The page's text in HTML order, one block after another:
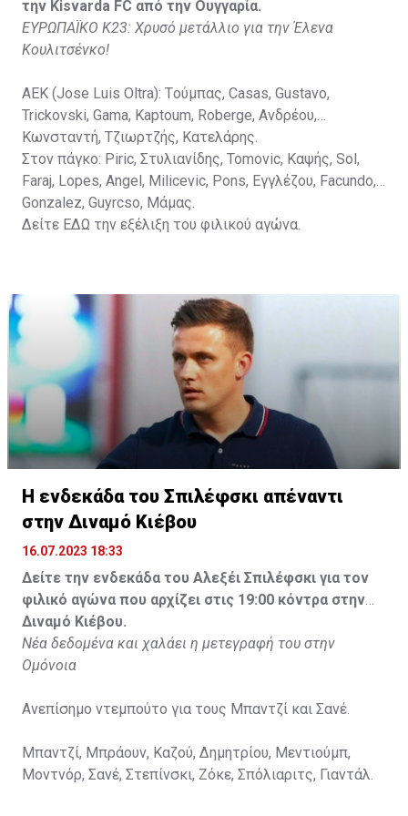
την Kisvarda FC από την Ουγγαρία.
ΕΥΡΩΠΑΪΚΟ Κ23: Χρυσό μετάλλιο για την Έλενα
Κουλιτσένκο!
ΑΕΚ (Jose Luis Oltra): Tούμπας, Casas, Gustavo,
Trickovski, Gama, Κaptoum, Roberge, Aνδρέου,
Κωνσταντή, Τζιωρτζής, Κατελάρης.
Στον πάγκο: Piric, Στυλιανίδης, Tomovic, Καψής, Sol,
Faraj, Lopes, Angel, Milicevic, Pons, Εγγλέζου, Facundo,
Gonzalez, Guyrcso, Μάμας.
Δείτε ΕΔΩ την εξέλιξη του φιλικού αγώνα.
Η ενδεκάδα του Σπιλέφσκι απέναντι
στην Διναμό Κιέβου
16.07.2023 18:33
Δείτε την ενδεκάδα του Αλεξέι Σπιλέφσκι για τον
φιλικό αγώνα που αρχίζει στις 19:00 κόντρα στην
Διναμό Κιέβου.
Νέα δεδομένα και χαλάει η μετεγραφή του στην
Ομόνοια
Ανεπίσημο ντεμπούτο για τους Μπαντζί και Σανέ.
Μπαντζί, Μπράουν, Καζού, Δημητρίου, Μεντιούμπ,
Μοντνόρ, Σανέ, Στεπίνσκι, Ζόκε, Σπόλιαριτς, Γιαντάλ.